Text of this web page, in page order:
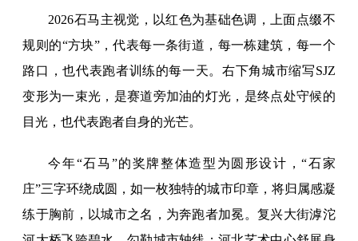
2026石马主视觉，以红色为基础色调，上面点缀不
规则的“方块”，代表每一条街道，每一栋建筑，每一个
路口，也代表跑者训练的每一天。右下角城市缩写SJZ
变形为一束光，是赛道旁加油的灯光，是终点处守候的
目光，也代表跑者自身的光芒。
今年“石马”的奖牌整体造型为圆形设计，“石家
庄”三字环绕成圆，如一枚独特的城市印章，将归属感凝
练于胸前，以城市之名，为奔跑者加冕。复兴大街滹沱